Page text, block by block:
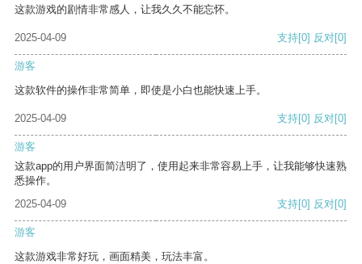
这款游戏的剧情非常感人，让我久久不能忘怀。
2025-04-09 支持[0] 反对[0]
游客
这款软件的操作非常简单，即使是小白也能快速上手。
2025-04-09 支持[0] 反对[0]
游客
这款app的用户界面简洁明了，使用起来非常容易上手，让我能够快速熟
悉操作。
2025-04-09
支持[0] 反对[0]
游客
这款游戏非常好玩，画面精美，玩法丰富。